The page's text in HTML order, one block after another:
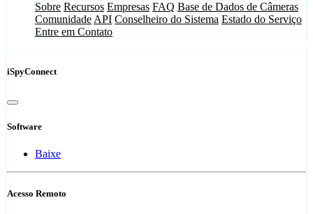
Sobre Recursos Empresas FAQ Base de Dados de Câmeras
Comunidade API Conselheiro do Sistema Estado do Serviço
Entre em Contato
iSpyConnect
Software
Baixe
Acesso Remoto